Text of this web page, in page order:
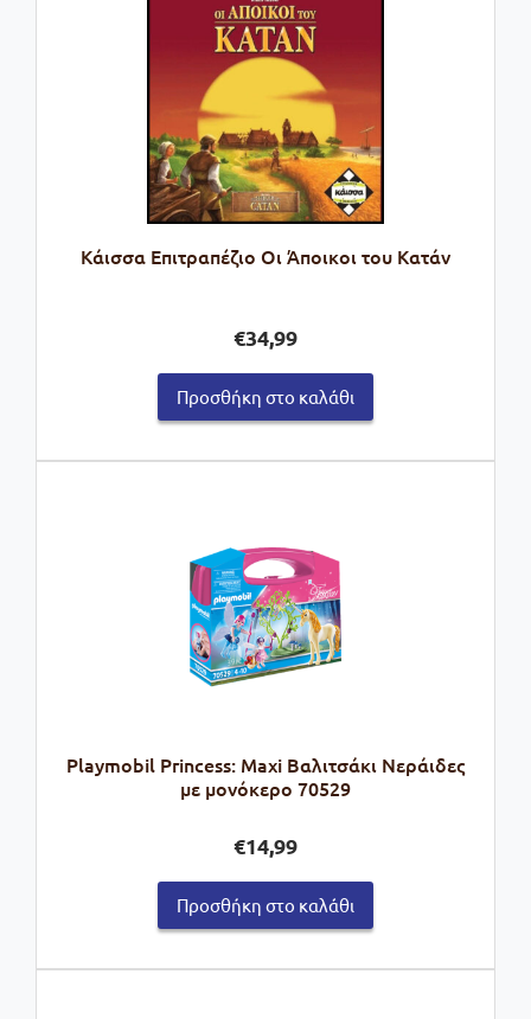
Kάισσα Επιτραπέζιο Οι Άποικοι του Κατάν
€34,99
Προσθήκη στο καλάθι
Playmobil Princess: Maxi Βαλιτσάκι Νεράιδες
με μονόκερο 70529
€14,99
Προσθήκη στο καλάθι